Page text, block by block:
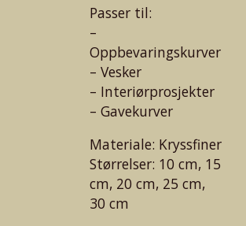
Passer til:
–
Oppbevaringskurver
– Vesker
– Interiørprosjekter
– Gavekurver
Materiale: Kryssfiner
Størrelser: 10 cm, 15
cm, 20 cm, 25 cm,
30 cm